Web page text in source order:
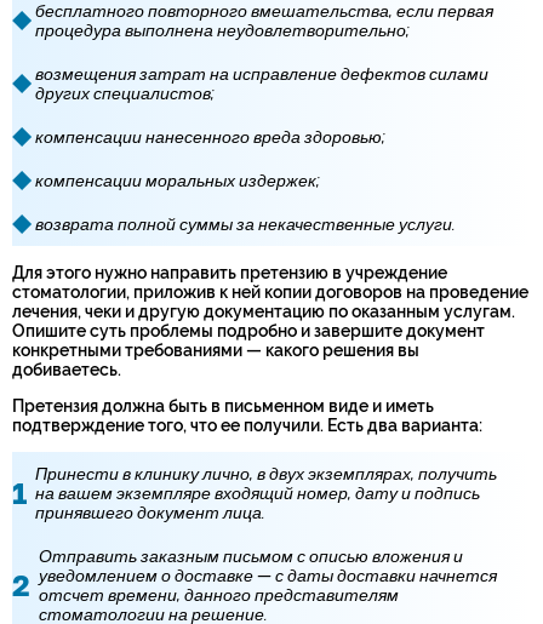
бесплатного повторного вмешательства, если первая
процедура выполнена неудовлетворительно;
возмещения затрат на исправление дефектов силами
других специалистов;
компенсации нанесенного вреда здоровью;
компенсации моральных издержек;
возврата полной суммы за некачественные услуги.
Для этого нужно направить претензию в учреждение
стоматологии, приложив к ней копии договоров на проведение
лечения, чеки и другую документацию по оказанным услугам.
Опишите суть проблемы подробно и завершите документ
конкретными требованиями — какого решения вы
добиваетесь.
Претензия должна быть в письменном виде и иметь
подтверждение того, что ее получили. Есть два варианта:
Принести в клинику лично, в двух экземплярах, получить
на вашем экземпляре входящий номер, дату и подпись
принявшего документ лица.
Отправить заказным письмом с описью вложения и
уведомлением о доставке — с даты доставки начнется
отсчет времени, данного представителям
стоматологии на решение.